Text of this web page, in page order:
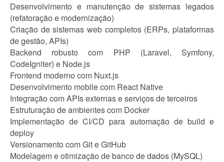
Desenvolvimento e manutenção de sistemas legados
(refatoração e modernização)
Criação de sistemas web completos (ERPs, plataformas
de gestão, APIs)
Backend robusto com PHP (Laravel, Symfony,
CodeIgniter) e Node.js
Frontend moderno com Nuxt.js
Desenvolvimento mobile com React Native
Integração com APIs externas e serviços de terceiros
Estruturação de ambientes com Docker
Implementação de CI/CD para automação de build e
deploy
Versionamento com Git e GitHub
Modelagem e otimização de banco de dados (MySQL)